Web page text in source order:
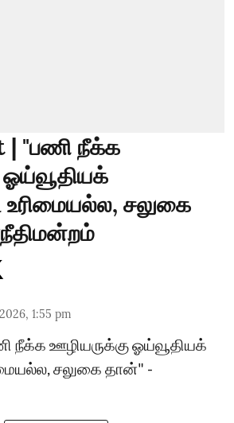
| "பணி நீக்க
உரிமையல்ல, சலுகை
1:55 pm
நீக்க ஊழியருக்கு ஓய்வூதியக்
சலுகை தான்" -